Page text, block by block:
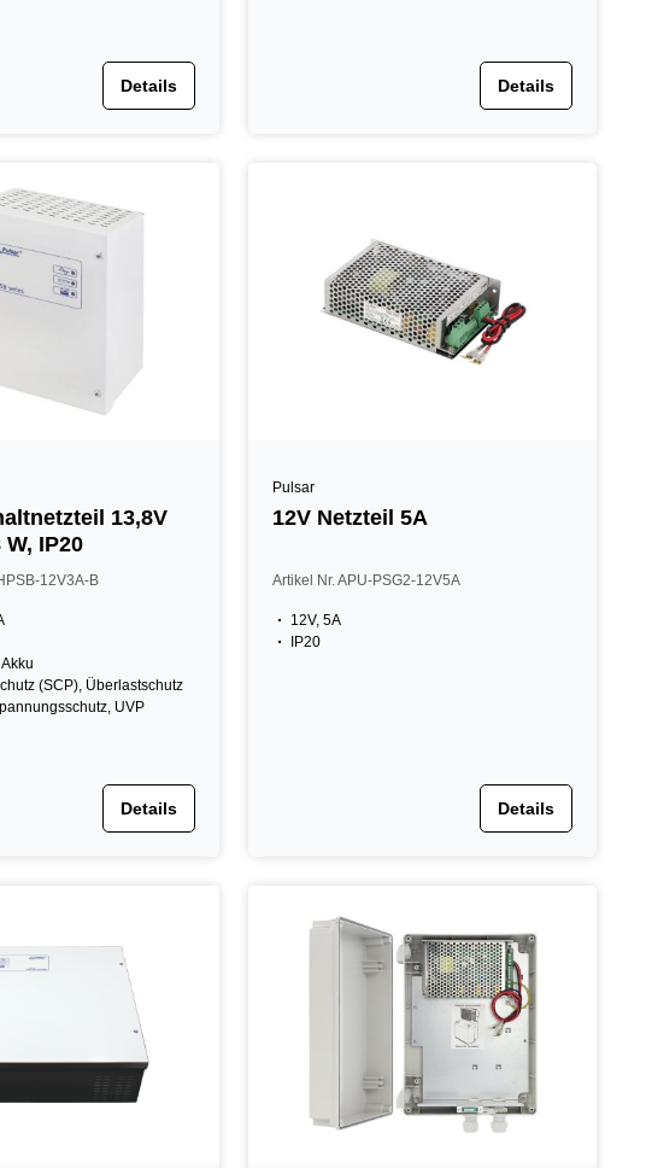
Details Details
13,8V
W, IP20
12V3A-B
(SCP), Überlastschutz
UVP
Details
Pulsar
12V Netzteil 5A
Artikel Nr. APU-PSG2-12V5A
12V, 5A
IP20
Details